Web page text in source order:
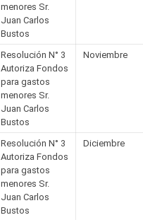
menores Sr.
Juan Carlos
Bustos
Resolución N° 3
Autoriza Fondos
para gastos
menores Sr.
Juan Carlos
Bustos
Noviembre
Resolución N° 3
Autoriza Fondos
para gastos
menores Sr.
Juan Carlos
Bustos
Diciembre